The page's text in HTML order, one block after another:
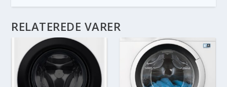
RELATEREDE VARER